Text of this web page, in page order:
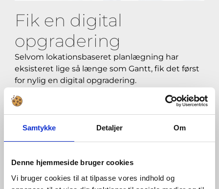
Samtykke Detaljer Om
Denne hjemmeside bruger cookies
Vi bruger cookies til at tilpasse vores indhold og
Fik en digital
opgradering
Selvom lokationsbaseret planlægning har
eksisteret lige så længe som Gantt, fik det først
for nylig en digital opgradering.
du både skal styre flowet af opgaver, mennesker
fortsætter: